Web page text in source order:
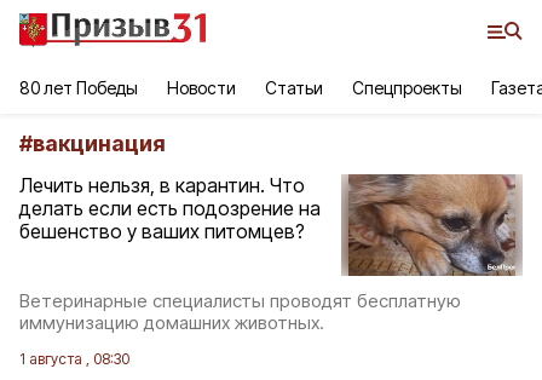
80 лет Победы Новости Статьи Спецпроекты
#вакцинация
Лечить нельзя, в карантин. Что
делать если есть подозрение на
бешенство у ваших питомцев?
Ветеринарные специалисты проводят бесплатную
иммунизацию домашних животных.
1 августа , 08:30